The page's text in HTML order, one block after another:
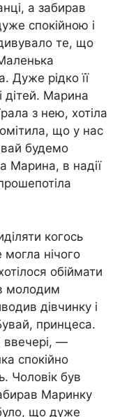
а забирав
спокійною і
те, що
Дуже рідко її
дітей. Марина
з нею, хотіла
що у нас
будемо
Марина, в надії
когось
нічого
обіймати
молодим
дівчинку і
принцеса.
ввечері, —
спокійно
Чоловік був
Маринку
що дуже